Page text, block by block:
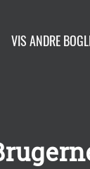
VIS ANDRE